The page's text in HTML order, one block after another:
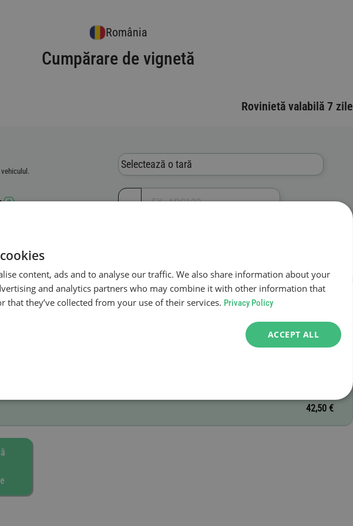
România
Cumpărare de vignetă
Rovinietă valabilă 7 zile
Selectează o tară
42,50 €
content, ads and to analyse our traffic. We also share information about your
and analytics partners who may combine it with other information that
that they’ve collected from your use of their services. Privacy Policy
ACCEPT ALL